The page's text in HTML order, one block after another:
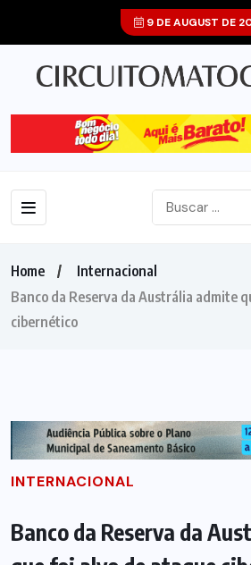
9 DE AUGUST DE
Home
Internacional
Banco da Reserva da Austrália admite
cibernético
INTERNACIONAL
Banco da Reserva da